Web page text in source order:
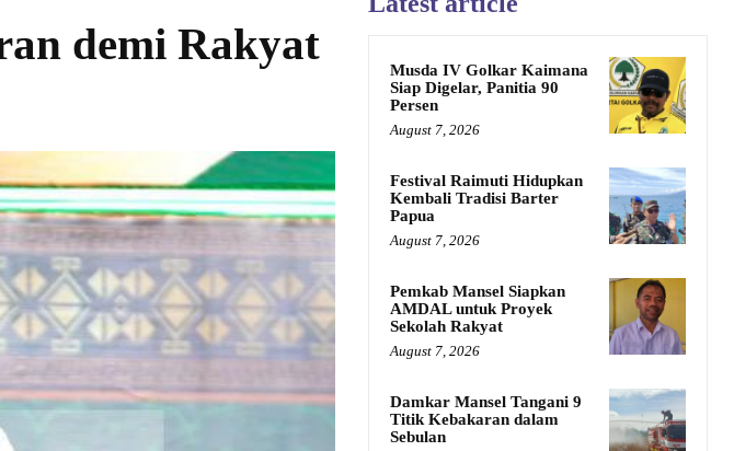
demi Rakyat
Musda IV Golkar Kaimana
Siap Digelar, Panitia 90
Persen
August 7, 2026
Festival Raimuti Hidupkan
Kembali Tradisi Barter
Papua
August 7, 2026
Pemkab Mansel Siapkan
AMDAL untuk Proyek
Sekolah Rakyat
August 7, 2026
Damkar Mansel Tangani 9
Titik Kebakaran dalam
Sebulan